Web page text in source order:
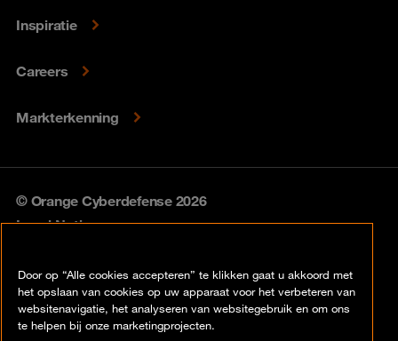
Inspiratie
Careers
Markterkenning
© Orange Cyberdefense 2026
Legal Notice
Vulnerability policy
Door op “Alle cookies accepteren” te klikken gaat u akkoord met
het opslaan van cookies op uw apparaat voor het verbeteren van
websitenavigatie, het analyseren van websitegebruik en om ons
te helpen bij onze marketingprojecten.